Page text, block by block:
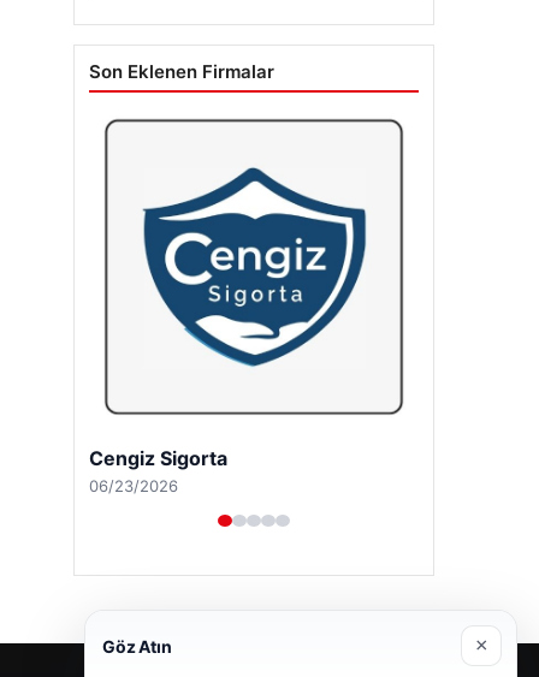
Son Eklenen Firmalar
Cengiz Sigorta
06/23/2026
Göz Atın ×